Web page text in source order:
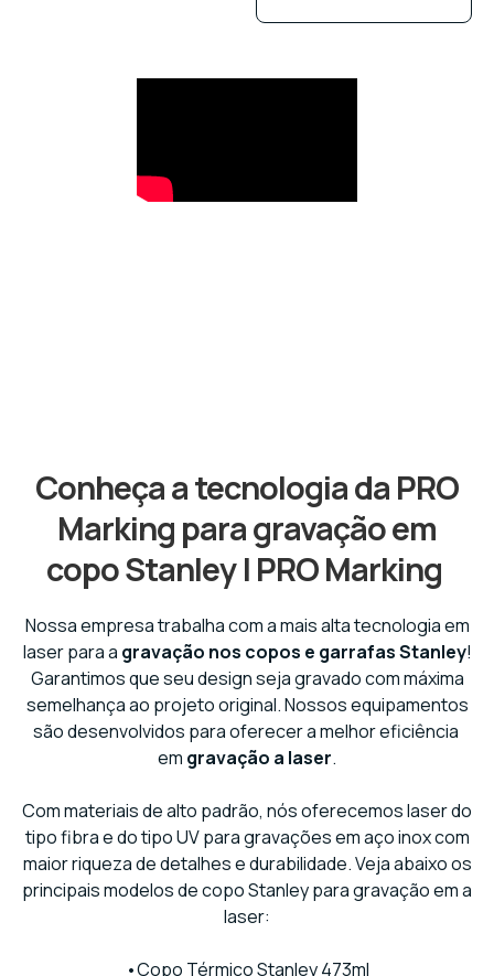
Conheça a tecnologia da PRO
Marking para gravação em
copo Stanley | PRO Marking
Nossa empresa trabalha com a mais alta tecnologia em
laser para a gravação nos copos e garrafas Stanley!
Garantimos que seu design seja gravado com máxima
semelhança ao projeto original. Nossos equipamentos
são desenvolvidos para oferecer a melhor eficiência
em gravação a laser.
Com materiais de alto padrão, nós oferecemos laser do
tipo fibra e do tipo UV para gravações em aço inox com
maior riqueza de detalhes e durabilidade. Veja abaixo os
principais modelos de copo Stanley para gravação em a
laser:
•Copo Térmico Stanley 473ml